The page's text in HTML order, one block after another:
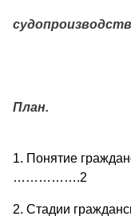
План.
1. Понятие
…………….2
2. Стадии